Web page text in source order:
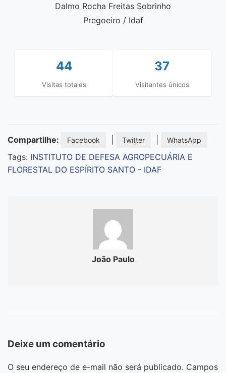
Dalmo Rocha Freitas Sobrinho
Pregoeiro / Idaf
44
Visitas totales
37
Visitantes únicos
Compartilhe: Facebook Twitter WhatsApp
Tags: INSTITUTO DE DEFESA AGROPECUÁRIA E
FLORESTAL DO ESPÍRITO SANTO - IDAF
João Paulo
Deixe um comentário
O seu endereço de e-mail não será publicado. Campos